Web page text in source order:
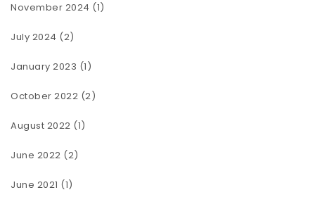
November 2024 (1)
July 2024 (2)
January 2023 (1)
October 2022 (2)
August 2022 (1)
June 2022 (2)
June 2021 (1)